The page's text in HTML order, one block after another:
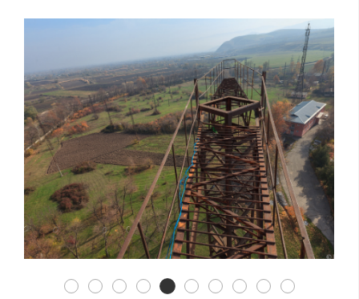
2015 11 21 1383
2015 11 21 1385
2015 11 21 1386
2015 11 21 1388
2015 11 21 1391
2015 11 21 1394
2015 11 21 1396
2015 11 21 1399
2015 11 21